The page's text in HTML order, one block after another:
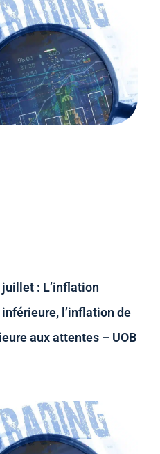
: L’inflation
l’inflation de
aux attentes – UOB